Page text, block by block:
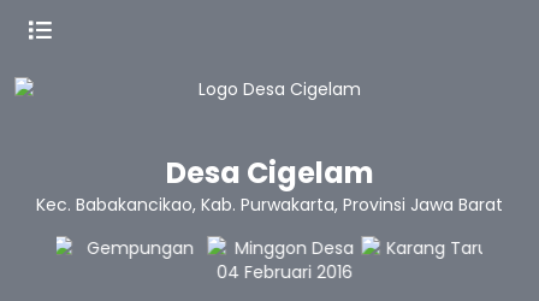
Desa Cigelam
Kec. Babakancikao, Kab. Purwakarta, Provinsi Jawa Barat